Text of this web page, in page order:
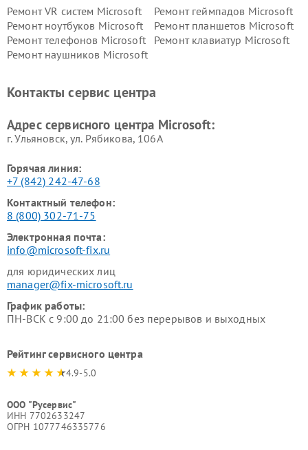
Ремонт VR систем Microsoft
Ремонт геймпадов Microsoft
Ремонт ноутбуков Microsoft
Ремонт планшетов Microsoft
Ремонт телефонов Microsoft
Ремонт клавиатур Microsoft
Ремонт наушников Microsoft
Контакты сервис центра
Адрес сервисного центра Microsoft:
г. Ульяновск, ул. Рябикова, 106А
Горячая линия:
+7 (842) 242-47-68
Контактный телефон:
8 (800) 302-71-75
Электронная почта:
info@microsoft-fix.ru
для юридических лиц
manager@fix-microsoft.ru
График работы:
ПН-ВСК с 9:00 до 21:00 без перерывов и выходных
Рейтинг сервисного центра
4.9-5.0
ООО "Русервис"
ИНН 7702633247
ОГРН 1077746335776